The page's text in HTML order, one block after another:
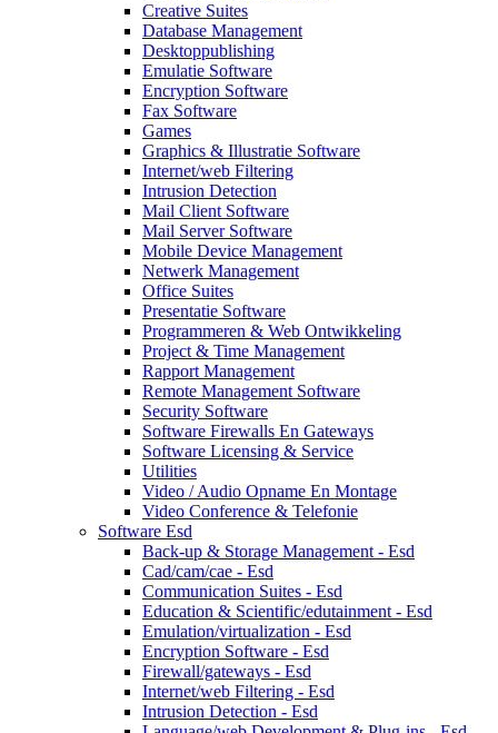
Creative Suites
Database Management
Desktoppublishing
Emulatie Software
Encryption Software
Fax Software
Games
Graphics & Illustratie Software
Internet/web Filtering
Intrusion Detection
Mail Client Software
Mail Server Software
Mobile Device Management
Netwerk Management
Office Suites
Presentatie Software
Programmeren & Web Ontwikkeling
Project & Time Management
Rapport Management
Remote Management Software
Security Software
Software Firewalls En Gateways
Software Licensing & Service
Utilities
Video / Audio Opname En Montage
Video Conference & Telefonie
Software Esd
Back-up & Storage Management - Esd
Cad/cam/cae - Esd
Communication Suites - Esd
Education & Scientific/edutainment - Esd
Emulation/virtualization - Esd
Encryption Software - Esd
Firewall/gateways - Esd
Internet/web Filtering - Esd
Intrusion Detection - Esd